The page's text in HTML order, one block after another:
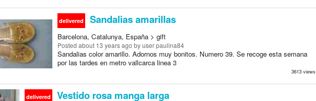
delivered Sandalias amarillas
Barcelona, Catalunya, España > gift
Posted about 13 years ago by user paulina84
Sandalias color amarillo. Adornos muy bonitos. Numero 39. Se recoge esta semana
por las tardes en metro vallcarca linea 3
3613 views
delivered Vestido rosa manga larga